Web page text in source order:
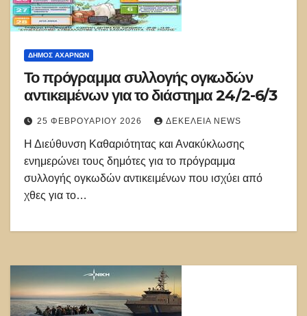
ΔΉΜΟΣ ΑΧΑΡΝΏΝ
Το πρόγραμμα συλλογής ογκωδών
αντικειμένων για το διάστημα 24/2-6/3
25 ΦΕΒΡΟΥΑΡΊΟΥ 2026 ΔΕΚΈΛΕΙΑ NEWS
Η Διεύθυνση Καθαριότητας και Ανακύκλωσης
ενημερώνει τους δημότες για το πρόγραμμα
συλλογής ογκωδών αντικειμένων που ισχύει από
χθες για το…